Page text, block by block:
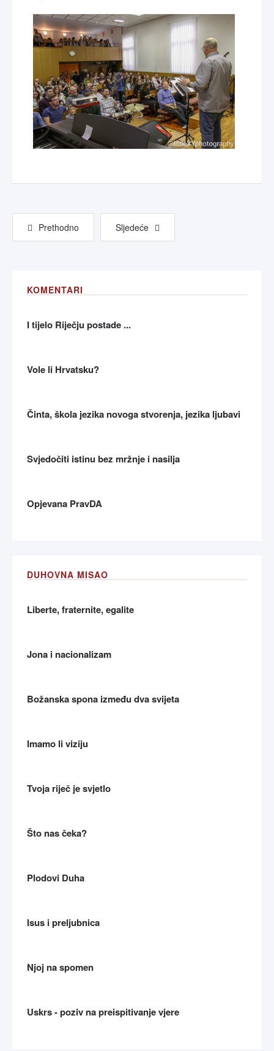
Prethodno Sljedeće
KOMENTARI
I tijelo Riječju postade ...
Vole li Hrvatsku?
Činta, škola jezika novoga stvorenja, jezika ljubavi
Svjedočiti istinu bez mržnje i nasilja
Opjevana PravDA
DUHOVNA MISAO
Liberte, fraternite, egalite
Jona i nacionalizam
Božanska spona između dva svijeta
Imamo li viziju
Tvoja riječ je svjetlo
Što nas čeka?
Plodovi Duha
Isus i preljubnica
Njoj na spomen
Uskrs - poziv na preispitivanje vjere